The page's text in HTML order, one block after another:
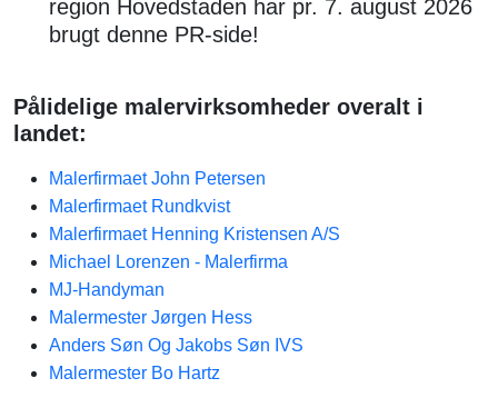
region Hovedstaden har pr. 7. august 2026
brugt denne PR-side!
Pålidelige malervirksomheder overalt i
landet:
Malerfirmaet John Petersen
Malerfirmaet Rundkvist
Malerfirmaet Henning Kristensen A/S
Michael Lorenzen - Malerfirma
MJ-Handyman
Malermester Jørgen Hess
Anders Søn Og Jakobs Søn IVS
Malermester Bo Hartz